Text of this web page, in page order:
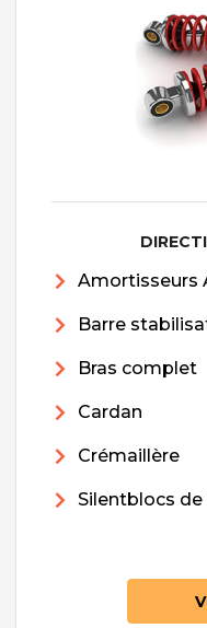
Amortisseurs
Barre
Bras complet
Cardan
Crémaillère
Silentblocs de